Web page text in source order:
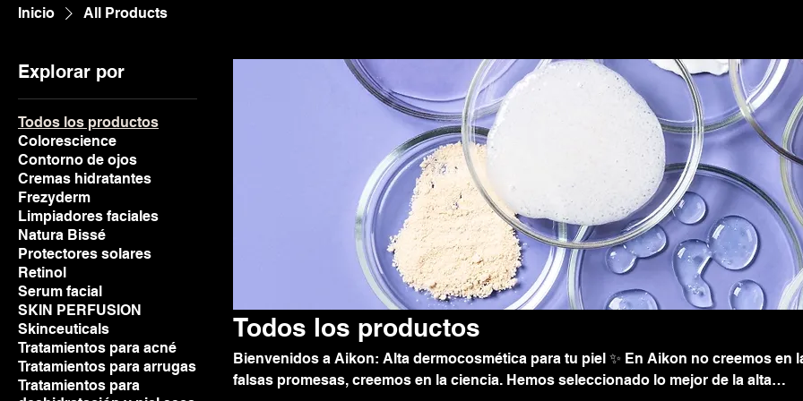
Inicio All Products
Explorar por
Todos los productos
Colorescience
Contorno de ojos
Cremas hidratantes
Frezyderm
Limpiadores faciales
Natura Bissé
Protectores solares
Retinol
Serum facial
SKIN PERFUSION
Skinceuticals
Tratamientos para acné
Tratamientos para arrugas
Tratamientos para
Todos los productos
Bienvenidos a Aikon: Alta dermocosmética para tu piel ✨ En Aikon no creemos en
falsas promesas, creemos en la ciencia. Hemos seleccionado lo mejor de la alta